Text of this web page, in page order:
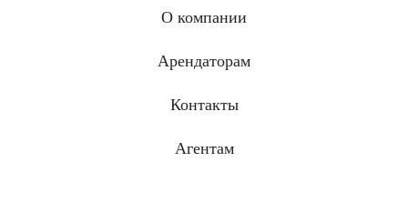
О компании
Арендаторам
Контакты
Агентам